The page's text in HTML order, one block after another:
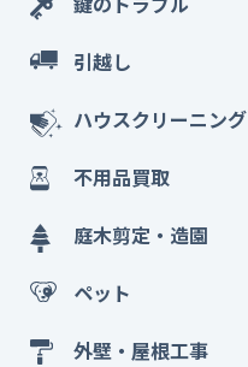
引越し
ハウスクリーニング
不用品買取
庭木剪定・造園
ペット
外壁・屋根工事